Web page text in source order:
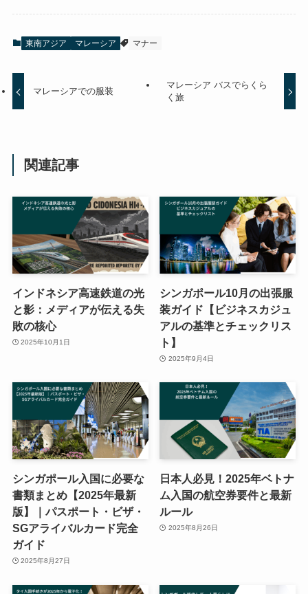
東南アジア マレーシア マナー
マレーシアでの服装
マレーシア バスでらくら
く旅
関連記事
インドネシア高速鉄道の光
と影：メディアが伝える失
敗の核心
2025年10月1日
シンガポール10月の出張服
装ガイド【ビジネスカジュ
アルの基準とチェックリス
ト】
2025年9月4日
シンガポール入国に必要な
書類まとめ【2025年最新
版】｜パスポート・ビザ・
SGアライバルカード完全
ガイド
2025年8月27日
日本人必見！2025年ベトナ
ム入国の航空券要件と最新
ルール
2025年8月26日